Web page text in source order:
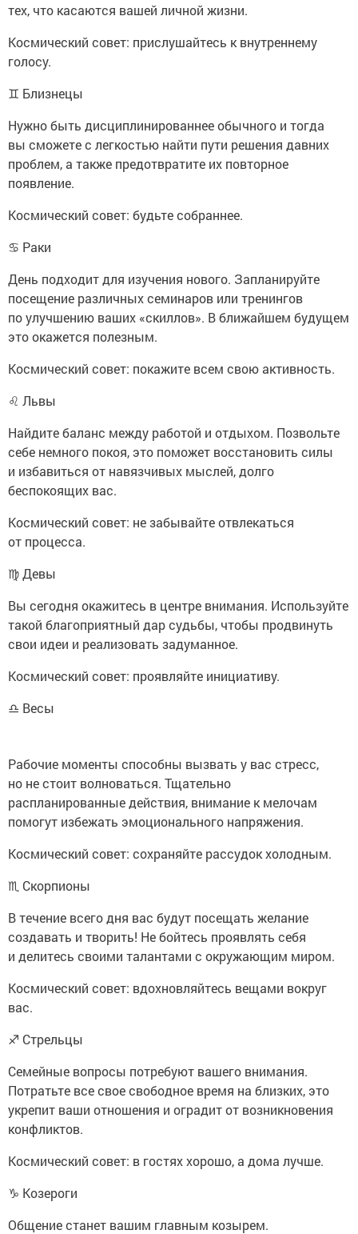
тех, что касаются вашей личной жизни.
Космический совет: прислушайтесь к внутреннему
голосу.
♊ Близнецы
Нужно быть дисциплинированнее обычного и тогда
вы сможете с легкостью найти пути решения давних
проблем, а также предотвратите их повторное
появление.
Космический совет: будьте собраннее.
♋ Раки
День подходит для изучения нового. Запланируйте
посещение различных семинаров или тренингов
по улучшению ваших «скиллов». В ближайшем будущем
это окажется полезным.
Космический совет: покажите всем свою активность.
♌ Львы
Найдите баланс между работой и отдыхом. Позвольте
себе немного покоя, это поможет восстановить силы
и избавиться от навязчивых мыслей, долго
беспокоящих вас.
Космический совет: не забывайте отвлекаться
от процесса.
♍ Девы
Вы сегодня окажитесь в центре внимания. Используйте
такой благоприятный дар судьбы, чтобы продвинуть
свои идеи и реализовать задуманное.
Космический совет: проявляйте инициативу.
♎ Весы
Рабочие моменты способны вызвать у вас стресс,
но не стоит волноваться. Тщательно
распланированные действия, внимание к мелочам
помогут избежать эмоционального напряжения.
Космический совет: сохраняйте рассудок холодным.
♏ Скорпионы
В течение всего дня вас будут посещать желание
создавать и творить! Не бойтесь проявлять себя
и делитесь своими талантами с окружающим миром.
Космический совет: вдохновляйтесь вещами вокруг
вас.
♐ Стрельцы
Семейные вопросы потребуют вашего внимания.
Потратьте все свое свободное время на близких, это
укрепит ваши отношения и оградит от возникновения
конфликтов.
Космический совет: в гостях хорошо, а дома лучше.
♑ Козероги
Общение станет вашим главным козырем.